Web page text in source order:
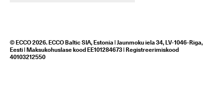
© ECCO 2026. ECCO Baltic SIA, Estonia | Jaunmoku iela 34, LV-1046-Riga,
Eesti | Maksukohuslase kood EE101284673 | Registreerimiskood
40103212550